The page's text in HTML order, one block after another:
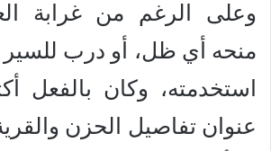
وعلى الرغم من غرابة
منحه أي ظل، أو درب للسير
استخدمته، وكان بالفعل
عنوان تفاصيل الحزن